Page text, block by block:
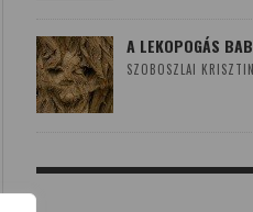
A LEKOPOGÁS
SZOBOSZLAI